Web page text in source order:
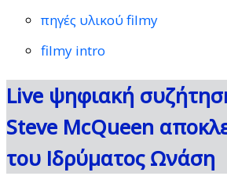
πηγές υλικού filmy
filmy intro
Live ψηφιακή
Steve McQueen
του Ιδρύματος Ωνάση